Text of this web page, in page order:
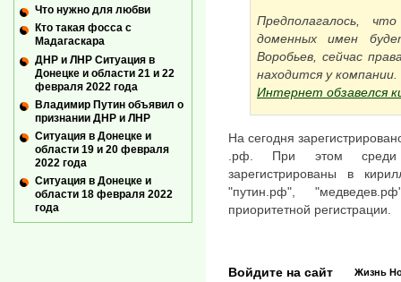
Предполагалось,
доменных имен
Воробьев, сейчас
находится у компании.
Интернет обзавелся
На сегодня
.рф. При этом среди
зарегистрированы в
"путин.рф",
приоритетной регистрации.
Жизнь
Войдите на сайт
Что нужно для любви
Кто такая фосса с
Мадагаскара
ДНР и ЛНР Ситуация в
Донецке и области 21 и 22
февраля 2022 года
Владимир Путин объявил о
признании ДНР и ЛНР
Ситуация в Донецке и
области 19 и 20 февраля
2022 года
Ситуация в Донецке и
области 18 февраля 2022
года